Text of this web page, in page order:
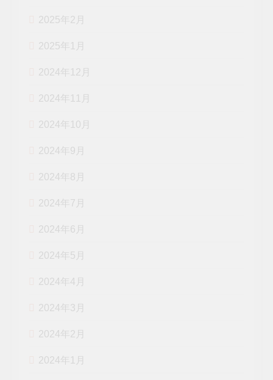
2025年2月
2025年1月
2024年12月
2024年11月
2024年10月
2024年9月
2024年8月
2024年7月
2024年6月
2024年5月
2024年4月
2024年3月
2024年2月
2024年1月